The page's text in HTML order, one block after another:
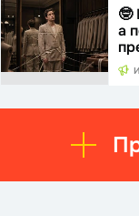
🤓
а